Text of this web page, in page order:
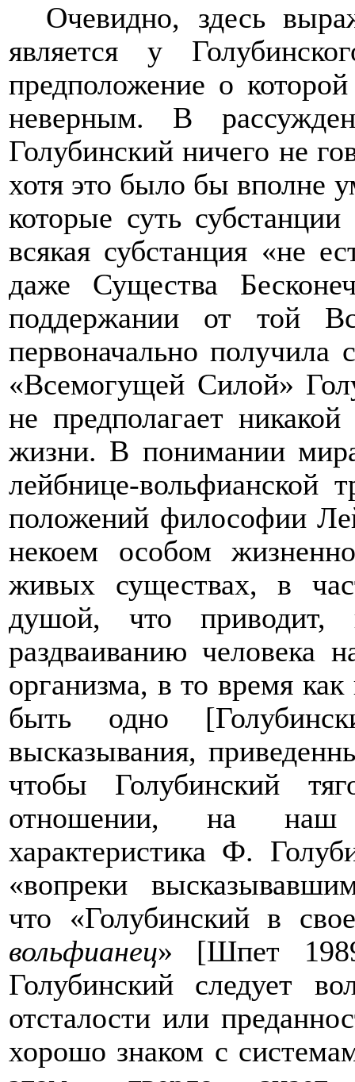
Очевидно, здесь
является у
предположение о
неверным. В
Голубинский ничего не
хотя это было бы вполне
которые суть
всякая субстанция «не
даже Существа
поддержании от той
первоначально получила
«Всемогущей Силой»
не предполагает
жизни. В понимании
лейбнице-вольфианской
положений философии
некоем особом
живых существах, в
душой, что приводит,
раздваиванию человека
организма, в то время
быть одно [
высказывания,
чтобы Голубинский
отношении, на наш
характеристика Ф.
«вопреки
что «Голубинский в
вольфианец» [Шпет
Голубинский следует
отсталости или
хорошо знаком с